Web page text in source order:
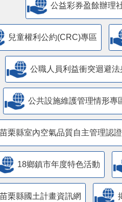
公益彩券盈餘辦理
兒童權利公約(CRC)專區
公職人員利益衝突迴避
公共設施維護管理情形專
苗栗縣室內空氣品質自主管理認
18鄉鎮市年度特色活動